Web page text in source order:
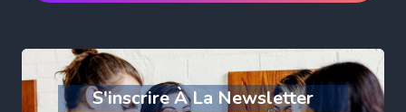
S'inscrire À La Newsletter